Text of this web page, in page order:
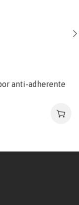
anti-adherente